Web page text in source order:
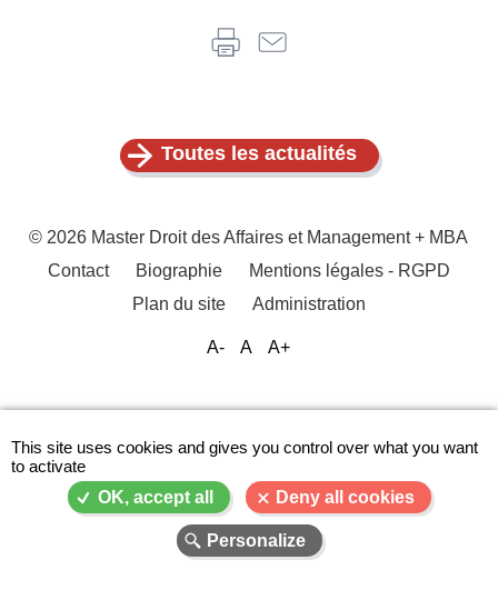
Toutes les actualités
© 2026 Master Droit des Affaires et Management + MBA
Contact Biographie
Mentions légales - RGPD
Plan du site
Administration
A- A A+
This site uses cookies and gives you control over what you want
to activate
OK, accept all
Deny all cookies
Personalize